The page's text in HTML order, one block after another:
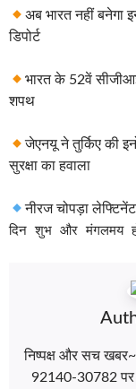
अब भारत नहीं बनेगा
डिपोर्ट
भारत के 52वें
शपथ
जेएनयू ने तुर्किए की
सुरक्षा का हवाला
नीरज चोपड़ा
दिन शुभ और मंगलमय
निष्पक्ष और सच
92140-30782 पर